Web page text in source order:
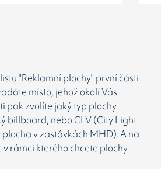
"Reklamní plochy" první části
místo, jehož okolí Vás
pak zvolíte jaký typ plochy
billboard, nebo CLV (City Light
v zastávkách MHD). A na
rámci kterého chcete plochy